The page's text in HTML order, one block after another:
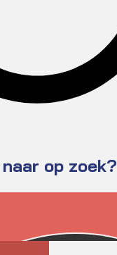
op zoek?